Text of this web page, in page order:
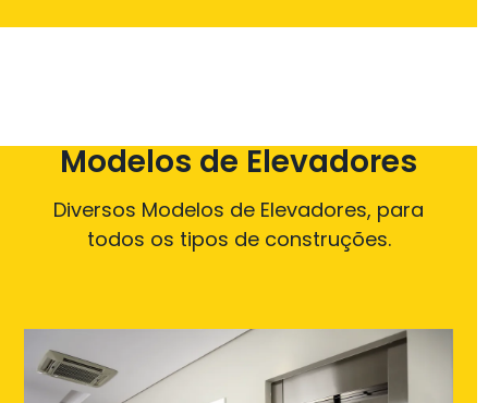
Modelos de Elevadores
Diversos Modelos de Elevadores, para
todos os tipos de construções.